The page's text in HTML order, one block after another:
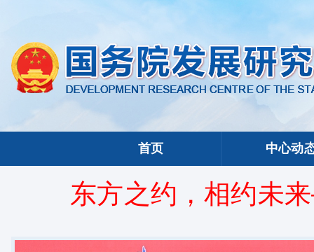
首页 中心动
东方之约，相约未